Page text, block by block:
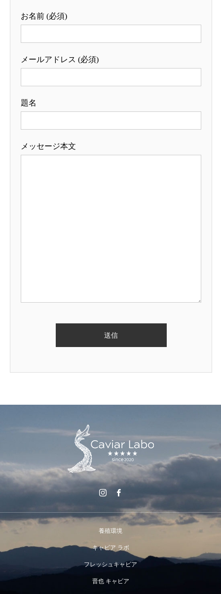
お名前 (必須)
メールアドレス (必須)
題名
メッセージ本文
養殖環境
キャビア ラボ
フレッシュキャビア
晋也 キャビア